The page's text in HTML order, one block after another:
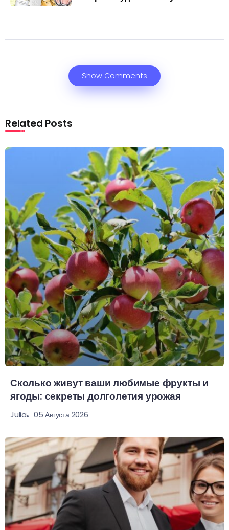
Show Comments
Related Posts
Сколько живут ваши любимые фрукты и
ягоды: секреты долголетия урожая
Julia 05 Августа 2026